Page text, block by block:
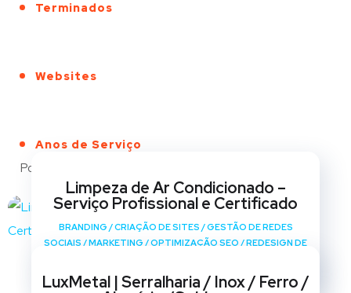
Terminados
Websites
Anos de Serviço
Portfólio
Limpeza de Ar Condicionado –
Serviço Profissional e Certificado
BRANDING /CRIAÇÃO DE SITES /GESTÃO DE REDES
SOCIAIS /MARKETING /OPTIMIZAÇÃO SEO /REDESIGN DE
LuxMetal | Serralharia / Inox / Ferro /